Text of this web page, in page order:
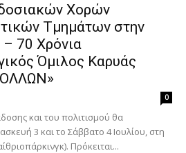
Χορών
Τμημάτων στην
70 Χρόνια
Όμιλος Καρυάς
0
και του πολιτισμού θα
3 και το Σάββατο 4 Ιουλίου, στη
Πρόκειται...